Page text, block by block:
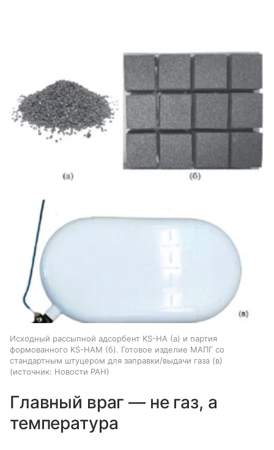
Исходный рассыпной адсорбент KS-HA (а) и партия
формованного KS-HAM (б). Готовое изделие МАПГ со
стандартным штуцером для заправки/выдачи газа (в)
источник: Новости РАН
Главный враг — не газ, а
температура